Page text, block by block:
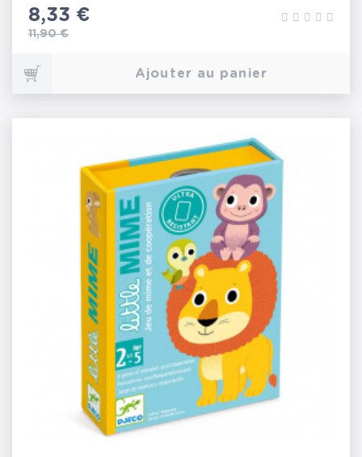
Prix
8,33 €
Prix de base
11,90 €
Ajouter au panier